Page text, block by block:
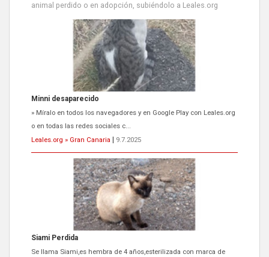
animal perdido o en adopción, subiéndolo a Leales.org
Minni desaparecido
» Míralo en todos los navegadores y en Google Play con Leales.org
o en todas las redes sociales c...
Leales.org » Gran Canaria
9.7.2025
Siami Perdida
Se llama Siami,es hembra de 4 años,esterilizada con marca de